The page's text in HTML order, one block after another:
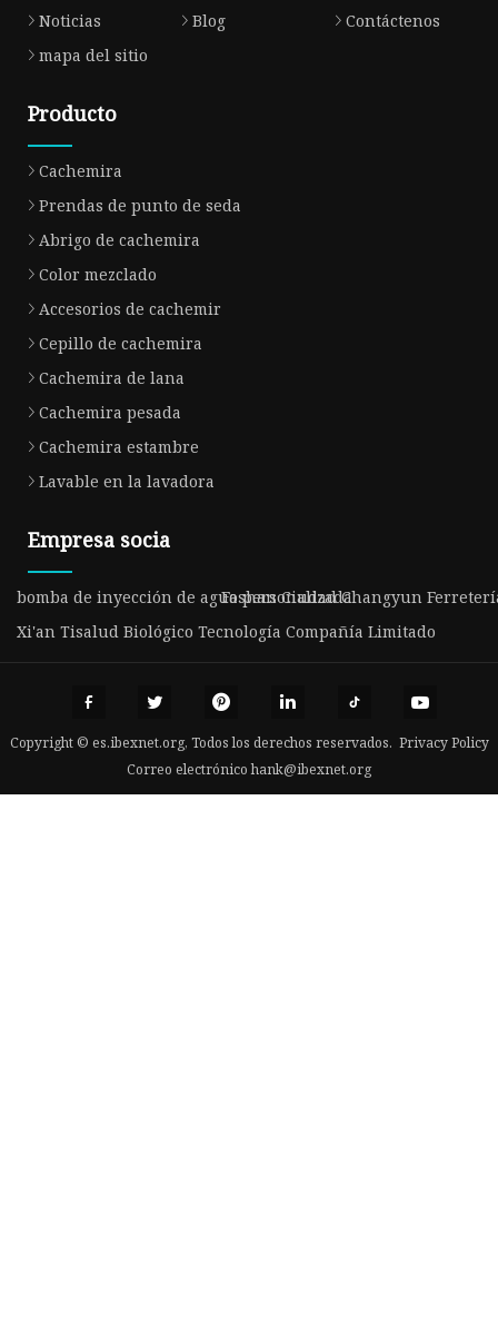
Noticias
Blog
Contáctenos
mapa del sitio
Producto
Cachemira
Prendas de punto de seda
Abrigo de cachemira
Color mezclado
Accesorios de cachemir
Cepillo de cachemira
Cachemira de lana
Cachemira pesada
Cachemira estambre
Lavable en la lavadora
Empresa socia
bomba de inyección de agua personalizada
Foshan Ciudad Changyun
Xi'an Tisalud Biológico Tecnología Compañía Limitado
Copyright © es.ibexnet.org, Todos los derechos reservados. Privacy Policy
Correo electrónicohank@ibexnet.org